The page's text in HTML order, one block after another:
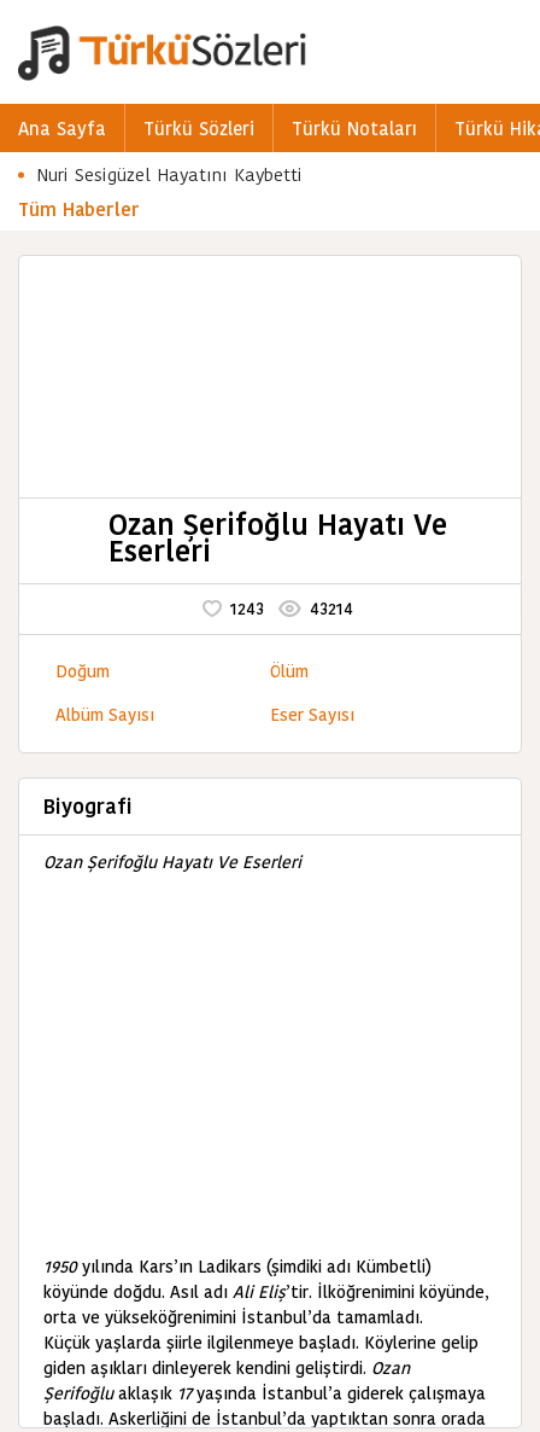
Ana Sayfa Türkü Sözleri Türkü Notaları
Türkü
Nuri Sesigüzel Hayatını Kaybetti
Tüm Haberler
Ozan Şerifoğlu Hayatı Ve
Eserleri
1243 43214
Doğum
Ölüm
Albüm Sayısı
Eser Sayısı
Biyografi
Ozan Şerifoğlu Hayatı Ve Eserleri
1950yılında Kars’ın Ladikars (şimdiki adı Kümbetli)
köyünde doğdu. Asıl adı Ali Eliş’tir. İlköğrenimini köyünde,
orta ve yükseköğrenimini İstanbul’da tamamladı.
Küçük yaşlarda şiirle ilgilenmeye başladı. Köylerine gelip
giden aşıkları dinleyerek kendini geliştirdi. Ozan
Şerifoğluaklaşık 17yaşında İstanbul’a giderek çalışmaya
başladı. Askerliğini de İstanbul’da yaptıktan sonra orada